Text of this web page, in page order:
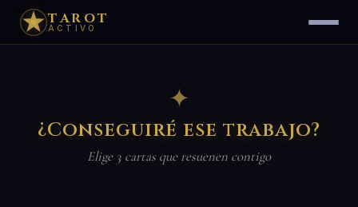
TAROT
ACTIVO
✦
¿Conseguiré ese trabajo?
Elige 3 cartas que resuenen contigo